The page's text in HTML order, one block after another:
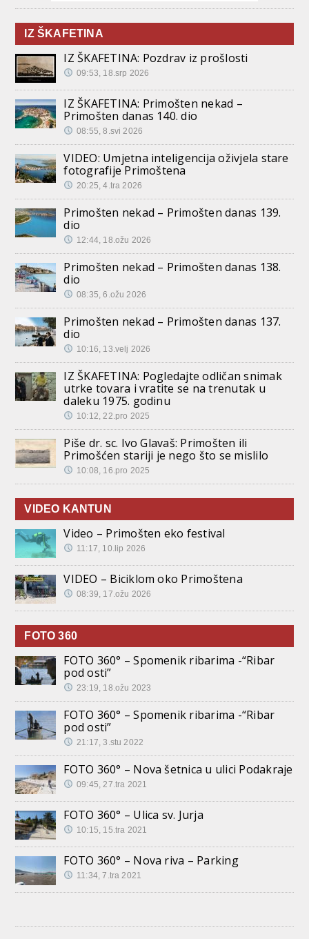
IZ ŠKAFETINA
IZ ŠKAFETINA: Pozdrav iz prošlosti
09:53, 18.srp 2026
IZ ŠKAFETINA: Primošten nekad –
Primošten danas 140. dio
08:55, 8.svi 2026
VIDEO: Umjetna inteligencija oživjela stare
fotografije Primoštena
20:25, 4.tra 2026
Primošten nekad – Primošten danas 139.
dio
12:44, 18.ožu 2026
Primošten nekad – Primošten danas 138.
dio
08:35, 6.ožu 2026
Primošten nekad – Primošten danas 137.
dio
10:16, 13.velj 2026
IZ ŠKAFETINA: Pogledajte odličan snimak
utrke tovara i vratite se na trenutak u
daleku 1975. godinu
10:12, 22.pro 2025
Piše dr. sc. Ivo Glavaš: Primošten ili
Primošćen stariji je nego što se mislilo
10:08, 16.pro 2025
VIDEO KANTUN
Video – Primošten eko festival
11:17, 10.lip 2026
VIDEO – Biciklom oko Primoštena
08:39, 17.ožu 2026
FOTO 360
FOTO 360° – Spomenik ribarima -“Ribar
pod osti”
23:19, 18.ožu 2023
FOTO 360° – Spomenik ribarima -“Ribar
pod osti”
21:17, 3.stu 2022
FOTO 360° – Nova šetnica u ulici Podakraje
09:45, 27.tra 2021
FOTO 360° – Ulica sv. Jurja
10:15, 15.tra 2021
FOTO 360° – Nova riva – Parking
11:34, 7.tra 2021